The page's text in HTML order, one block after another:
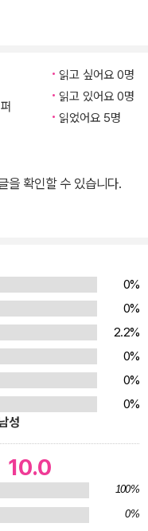
읽고 싶어요 0명
읽고 있어요 0명
읽었어요 5명
을 확인할 수 있습니다.
0%
0%
2.2%
0%
0%
0%
성
10.0
100%
0%